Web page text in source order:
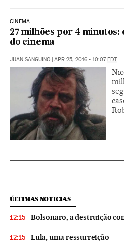
CINEMA
27 milhões por 4 minutos:
do cinema
JUAN SANGUINO APR 25, 2016 - 10:07 EDT
ÚLTIMAS NOTICIAS
12:15 Bolsonaro, a destruição
12:15 Lula, uma ressurreição